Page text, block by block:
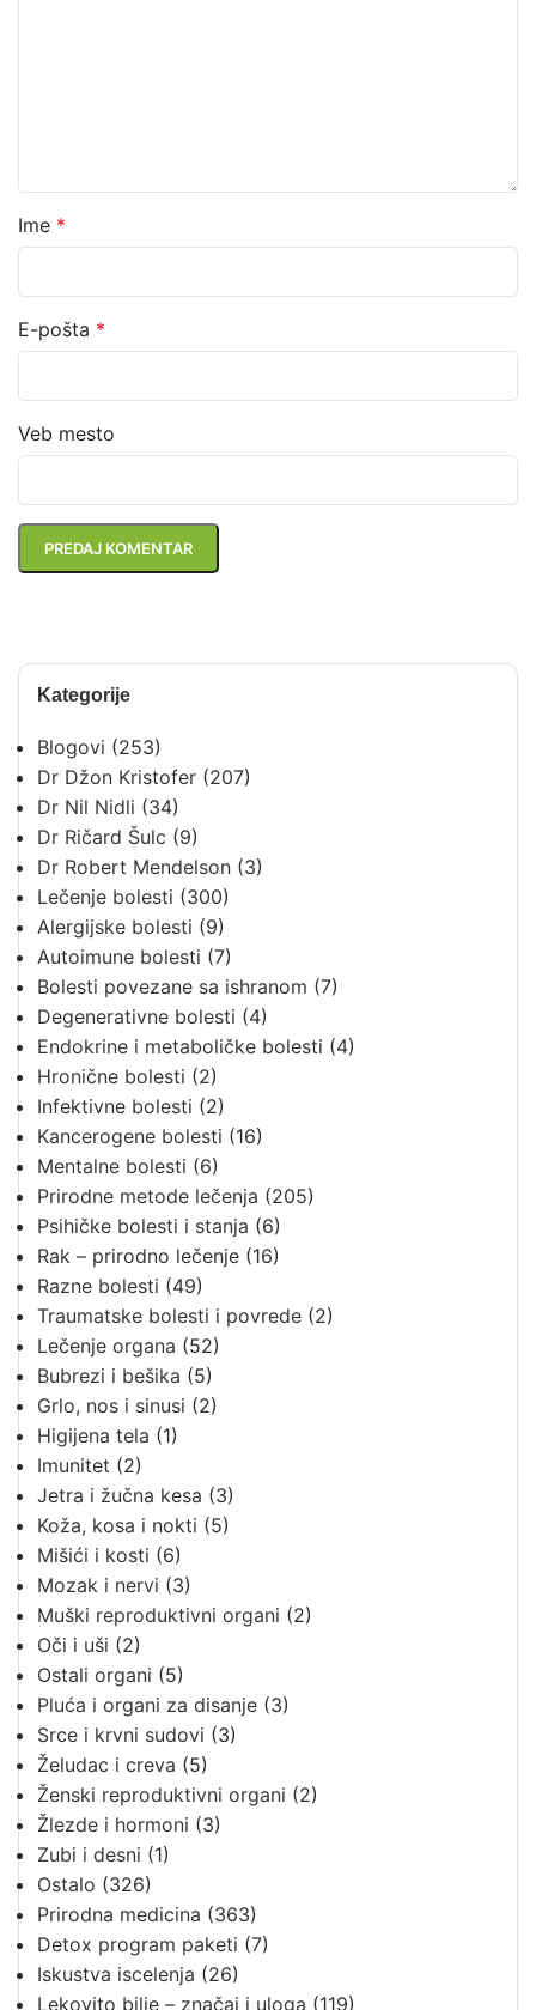
Kategorije
Blogovi (253)
Dr Džon Kristofer (207)
Dr Nil Nidli (34)
Dr Ričard Šulc (9)
Dr Robert Mendelson (3)
Lečenje bolesti (300)
Alergijske bolesti (9)
Autoimune bolesti (7)
Bolesti povezane sa ishranom (7)
Degenerativne bolesti (4)
Endokrine i metaboličke bolesti (4)
Hronične bolesti (2)
Infektivne bolesti (2)
Kancerogene bolesti (16)
Mentalne bolesti (6)
Prirodne metode lečenja (205)
Psihičke bolesti i stanja (6)
Rak – prirodno lečenje (16)
Razne bolesti (49)
Traumatske bolesti i povrede (2)
Lečenje organa (52)
Bubrezi i bešika (5)
Grlo, nos i sinusi (2)
Higijena tela (1)
Imunitet (2)
Jetra i žučna kesa (3)
Koža, kosa i nokti (5)
Mišići i kosti (6)
Mozak i nervi (3)
Muški reproduktivni organi (2)
Oči i uši (2)
Ostali organi (5)
Pluća i organi za disanje (3)
Srce i krvni sudovi (3)
Želudac i creva (5)
Ženski reproduktivni organi (2)
Žlezde i hormoni (3)
Zubi i desni (1)
Ostalo (326)
Prirodna medicina (363)
Detox program paketi (7)
Iskustva iscelenja (26)
Lekovito bilje – značaj i uloga (119)
Ime *
E-pošta *
Veb mesto